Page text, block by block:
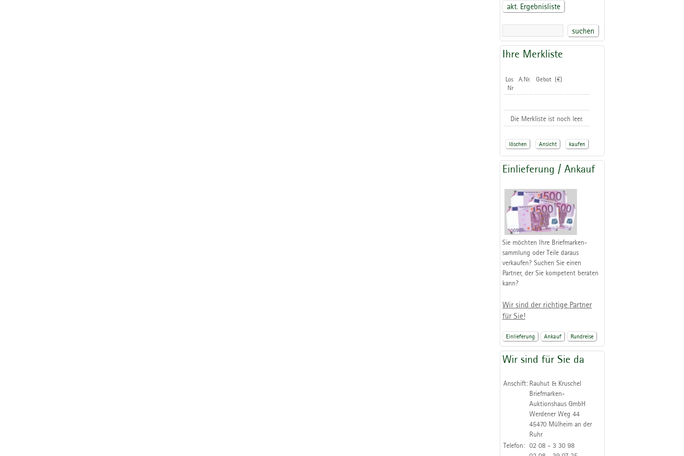
akt. Ergebnisliste
suchen
Ihre Merkliste
Los
Nr
A.Nr. Gebot (€)
Die Merkliste ist noch leer.
löschen Ansicht kaufen
Einlieferung / Ankauf
Sie möchten Ihre Briefmarken-
sammlung oder Teile daraus
verkaufen? Suchen Sie einen
Partner, der Sie kompetent beraten
kann?
Wir sind der richtige Partner
für Sie!
Einlieferung Ankauf Rundreise
Wir sind für Sie da
Anschift: Rauhut & Kruschel
Briefmarken-
Auktionshaus GmbH
Werdener Weg 44
45470 Mülheim an der
Ruhr
Telefon: 02 08 - 3 30 98